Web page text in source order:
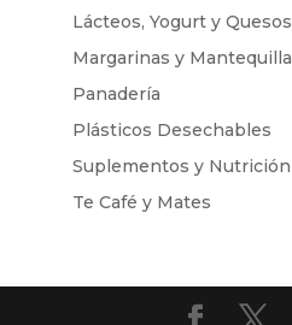
Lácteos, Yogurt y Quesos
Margarinas y
Panadería
Plásticos Desechables
Suplementos y Nutrición
Te Café y Mates